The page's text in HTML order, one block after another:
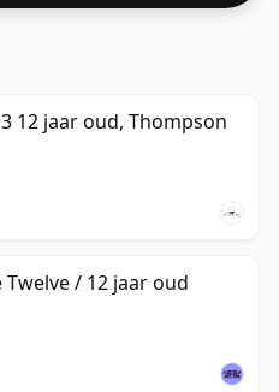
dat producenten dichter
sterkte.
12 jaar oud, Thompson
Twelve / 12 jaar oud